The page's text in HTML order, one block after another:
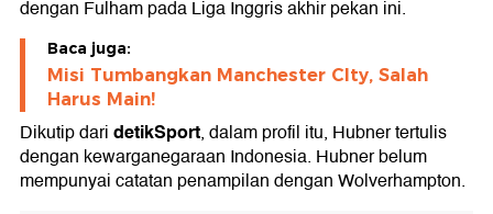
dengan Fulham pada Liga Inggris akhir pekan ini.
Baca juga:
Misi Tumbangkan Manchester CIty, Salah
Harus Main!
Dikutip daridetikSport, dalam profil itu, Hubner tertulis
dengan kewarganegaraan Indonesia. Hubner belum
mempunyai catatan penampilan dengan Wolverhampton.